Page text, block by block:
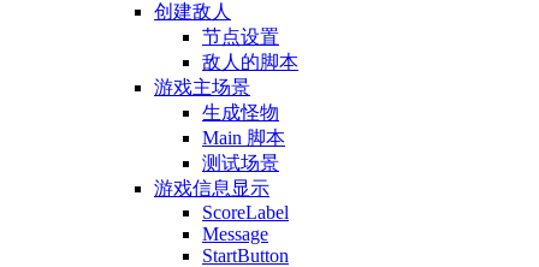
创建敌人
节点设置
敌人的脚本
游戏主场景
生成怪物
Main 脚本
测试场景
游戏信息显示
ScoreLabel
Message
StartButton